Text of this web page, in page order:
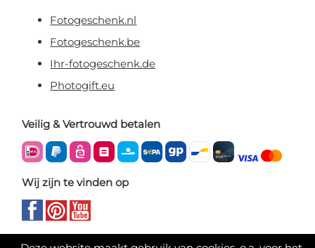
Fotogeschenk.nl
Fotogeschenk.be
Ihr-fotogeschenk.de
Photogift.eu
Veilig & Vertrouwd betalen
Wij zijn te vinden op